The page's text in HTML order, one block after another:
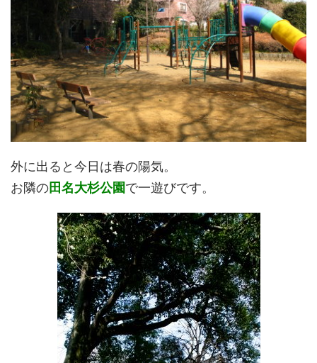
外に出ると今日は春の陽気。
お隣の田名大杉公園で一遊びです。